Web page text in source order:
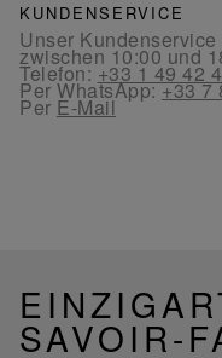
KUNDENSERVICE
Unser
zwischen 10:00 und
Telefon:+33 1 49 42
Per WhatsApp:+33 7
Per E-Mail
SAVOIR-